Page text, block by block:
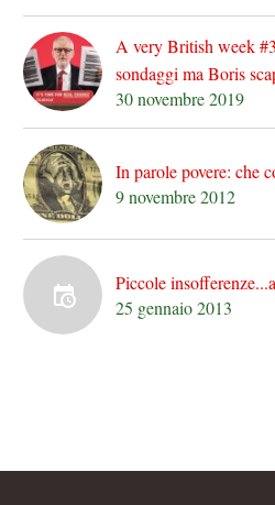
A very British week
sondaggi ma Boris
30 novembre 2019
In parole povere: che
9 novembre 2012
Piccole
25 gennaio 2013